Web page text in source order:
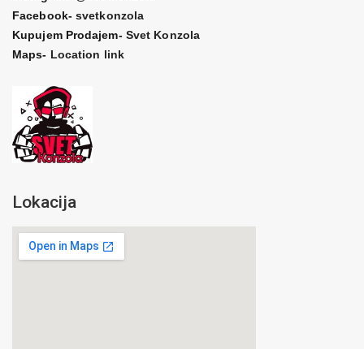
Facebook- svetkonzola
Kupujem Prodajem- Svet Konzola
Maps- Location link
Lokacija